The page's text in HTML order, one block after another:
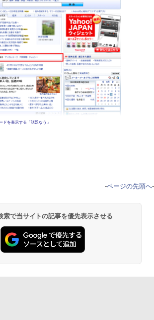
ドを表示する「話題なう」
-ページの先頭へ-
索で当サイトの記事を優先表示させる